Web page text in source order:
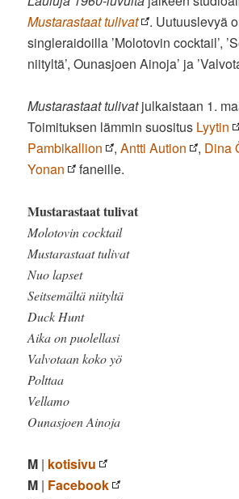
Mustarastaat tulivat
. Uutuuslevyä
singleraidoilla ’Molotovin cocktail’,
niityltä’, Ounasjoen Ainoja’ ja
Mustarastaat tulivatjulkaistaan 1.
Toimituksen lämmin suositus Lyytin
Pambikallion
,Antti Aution , Dina
Yonan
faneille.
Mustarastaat tulivat
Molotovin cocktail
Mustarastaat tulivat
Nuo lapset
Seitsemältä niityltä
Duck Hunt
Aika on puolellasi
Valvotaan koko yö
Polttaa
Vellamo
Ounasjoen Ainoja
M | kotisivu
M | Facebook